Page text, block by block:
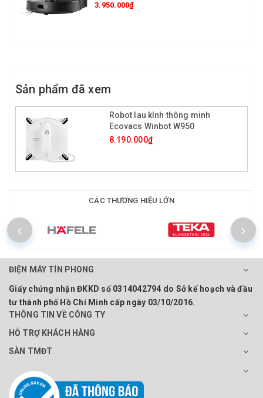
3.950.000₫
Sản phẩm đã xem
Robot lau kính thông minh
Ecovacs Winbot W950
8.190.000₫
CÁC THƯƠNG HIỆU LỚN
ĐIỆN MÁY TÍN PHONG
Giấy chứng nhận ĐKKD số 0314042794 do Sở kế hoạch và đầu
tư thành phố Hồ Chí Minh cấp ngày 03/10/2016.
THÔNG TIN VỀ CÔNG TY
HỖ TRỢ KHÁCH HÀNG
SÀN TMĐT